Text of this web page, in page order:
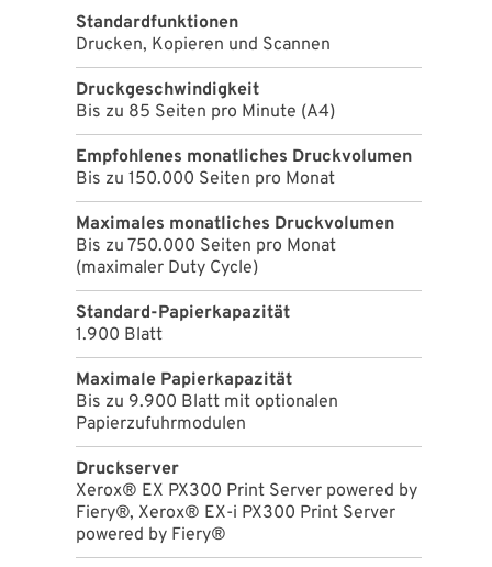
Standardfunktionen
Drucken, Kopieren und Scannen
Druckgeschwindigkeit
Bis zu 85 Seiten pro Minute (A4)
Empfohlenes monatliches Druckvolumen
Bis zu 150.000 Seiten pro Monat
Maximales monatliches Druckvolumen
Bis zu 750.000 Seiten pro Monat
(maximaler Duty Cycle)
Standard-Papierkapazität
1.900 Blatt
Maximale Papierkapazität
Bis zu 9.900 Blatt mit optionalen
Papierzufuhrmodulen
Druckserver
Xerox® EX PX300 Print Server powered by
Fiery®, Xerox® EX-i PX300 Print Server
powered by Fiery®